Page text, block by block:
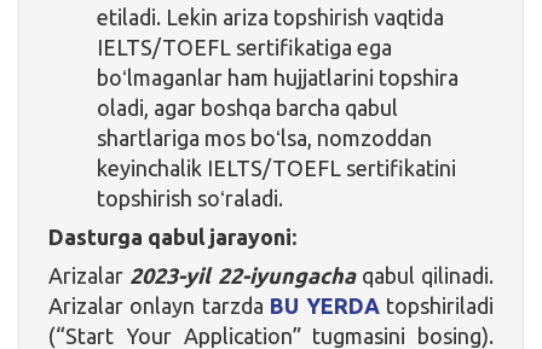
etiladi. Lekin ariza topshirish vaqtida
IELTS/TOEFL sertifikatiga ega
boʻlmaganlar ham hujjatlarini topshira
oladi, agar boshqa barcha qabul
shartlariga mos boʻlsa, nomzoddan
keyinchalik IELTS/TOEFL sertifikatini
topshirish soʻraladi.
Dasturga qabul jarayoni:
Arizalar 2023-yil 22-iyungachaqabul qilinadi.
Arizalar onlayn tarzda BU YERDA topshiriladi
(“Start Your Application” tugmasini bosing).